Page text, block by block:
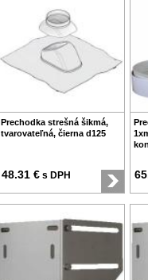
Prechodka strešná šikmá,
tvarovateľná, čierna d125
48.31 € s DPH